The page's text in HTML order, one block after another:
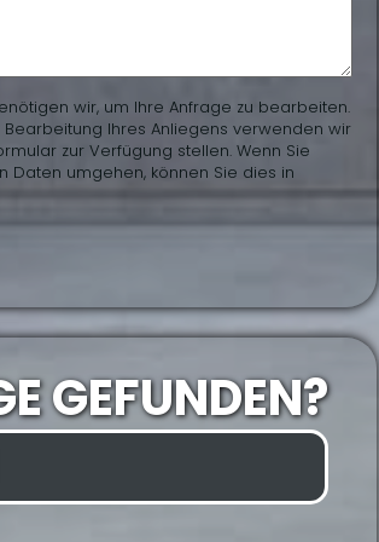
wir, um Ihre Anfrage zu bearbeiten.
Ihres Anliegens verwenden wir
zur Verfügung stellen. Wenn Sie
umgehen, können Sie dies in
GEFUNDEN?